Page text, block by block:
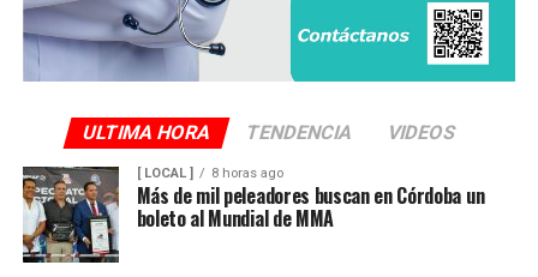
ULTIMA HORA TENDENCIA VIDEOS
[ LOCAL ] 8 horas ago
Más de mil peleadores buscan en Córdoba un
boleto al Mundial de MMA